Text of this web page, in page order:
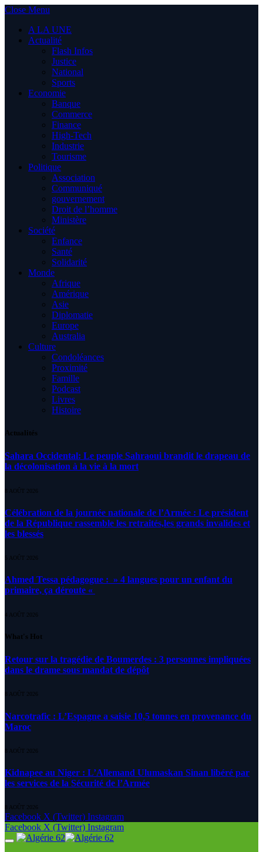
Close Menu
A LA UNE
Actualité
Flash Infos
Justice
National
Sports
Economie
Banque
Commerce
Finance
High-Tech
Industrie
Tourisme
Politique
Association
Communiqué
gouvernement
Droit de l’homme
Ministère
Société
Enfance
Santé
Solidarité
Monde
Afrique
Amérique
Asie
Diplomatie
Europe
Australia
Culture
Condoléances
Proximité
Famille
Podcast
Livres
Histoire
Actualités
Sahara Occidental: Le peuple Sahraoui brandit le drapeau de
la décolonisation à la vie à la mort
8 AOÛT 2026
Célébration de la journée nationale de l’Armée : Le président
de la République rassemble les retraités,les grands invalides et
les blessés
5 AOÛT 2026
Ahmed Tessa pédagogue : » 4 langues pour un enfant du
primaire, ça déroute «
4 AOÛT 2026
What's Hot
Retour sur la tragédie de Boumerdes : 3 personnes impliquées
dans le drame sous mandat de dépôt
8 AOÛT 2026
Narcotrafic : L’Espagne a saisie 10,5 tonnes en provenance du
Maroc
8 AOÛT 2026
Kidnapee au Niger : L’Allemand Ulumaskan Sinan libéré par
les services de la Sécurité de l’Armée
8 AOÛT 2026
Facebook X (Twitter) Instagram
Facebook X (Twitter) Instagram